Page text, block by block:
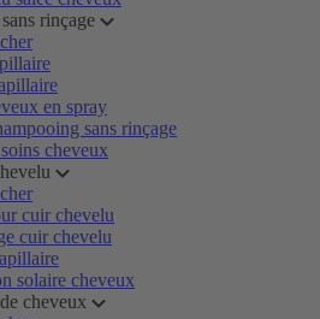
rinçage
en spray
sans rinçage
cheveux
cuir chevelu
cuir chevelu
solaire cheveux
cheveux